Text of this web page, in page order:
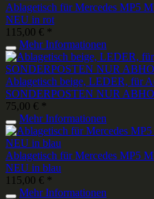
Ablagetisch für Mercedes MP5
NEU in rot
115,00 € *
Mehr Informationen
Ablagetisch beige, LEDER, für
SONDERPOSTEN NUR
75,00 € *
Mehr Informationen
Ablagetisch für Mercedes MP5
NEU in blau
115,00 € *
Mehr Informationen